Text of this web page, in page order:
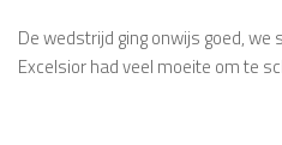
De wedstrijd ging onwijs goed, we
Excelsior had veel moeite om te